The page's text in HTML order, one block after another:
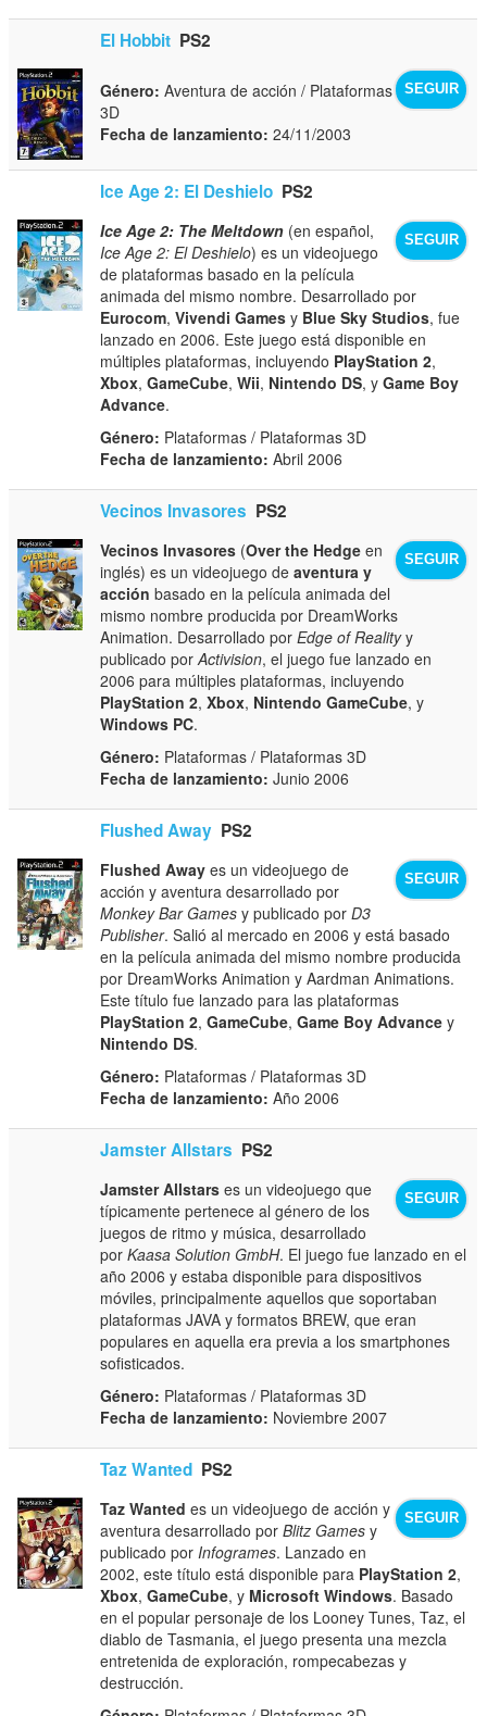
El Hobbit PS2
SEGUIR
Género: Aventura de acción / Plataformas
3D
Fecha de lanzamiento: 24/11/2003
Ice Age 2: El Deshielo PS2
SEGUIR
Ice Age 2: The Meltdown (en español,
Ice Age 2: El Deshielo) es un videojuego
de plataformas basado en la película
animada del mismo nombre. Desarrollado por
Eurocom,Vivendi Games y Blue Sky Studios, fue
lanzado en 2006. Este juego está disponible en
múltiples plataformas, incluyendo PlayStation 2,
Xbox,GameCube,Wii, Nintendo DS, yGame Boy
Advance.
Género: Plataformas / Plataformas 3D
Fecha de lanzamiento: Abril 2006
Vecinos Invasores PS2
SEGUIR
Vecinos Invasores (Over the Hedge en
inglés) es un videojuego deaventura y
acción basado en la película animada del
mismo nombre producida por DreamWorks
Animation. Desarrollado porEdge of Realityy
publicado porActivision, el juego fue lanzado en
2006 para múltiples plataformas, incluyendo
PlayStation 2,Xbox, Nintendo GameCube, y
Windows PC.
Género: Plataformas / Plataformas 3D
Fecha de lanzamiento: Junio 2006
Flushed Away PS2
SEGUIR
Flushed Away es un videojuego de
acción y aventura desarrollado por
Monkey Bar Games y publicado porD3
Publisher. Salió al mercado en 2006 y está basado
en la película animada del mismo nombre producida
por DreamWorks Animation y Aardman Animations.
Este título fue lanzado para las plataformas
PlayStation 2,GameCube,Game Boy Advance y
Nintendo DS.
Género: Plataformas / Plataformas 3D
Fecha de lanzamiento: Año 2006
Jamster Allstars PS2
SEGUIR
Jamster Allstars es un videojuego que
típicamente pertenece al género de los
juegos de ritmo y música, desarrollado
porKaasa Solution GmbH. El juego fue lanzado en el
año 2006 y estaba disponible para dispositivos
móviles, principalmente aquellos que soportaban
plataformas JAVA y formatos BREW, que eran
populares en aquella era previa a los smartphones
sofisticados.
Género: Plataformas / Plataformas 3D
Fecha de lanzamiento: Noviembre 2007
Taz Wanted PS2
SEGUIR
Taz Wanted es un videojuego de acción y
aventura desarrollado porBlitz Games y
publicado por Infogrames. Lanzado en
2002, este título está disponible para PlayStation 2,
Xbox,GameCube, y Microsoft Windows. Basado
en el popular personaje de los Looney Tunes, Taz, el
diablo de Tasmania, el juego presenta una mezcla
entretenida de exploración, rompecabezas y
destrucción.